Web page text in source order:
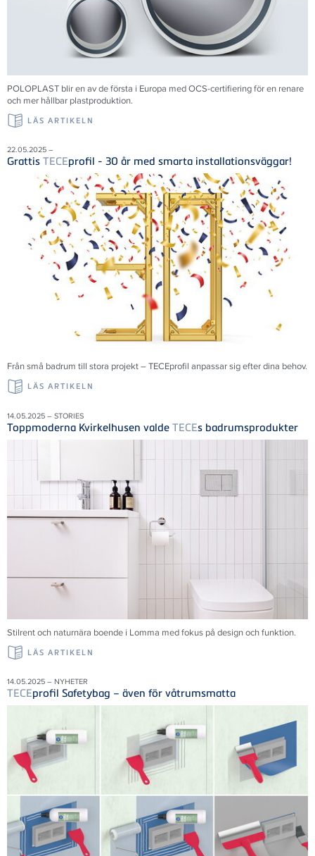
POLOPLAST blir en av de första i Europa med OCS-certifiering för en renare
och mer hållbar plastproduktion.
LÄS ARTIKELN
22.05.2025 –
Grattis TECEprofil - 30 år med smarta installationsväggar!
Från små badrum till stora projekt – TECEprofil anpassar sig efter dina behov.
LÄS ARTIKELN
14.05.2025 – STORIES
Toppmoderna Kvirkelhusen valde TECEs badrumsprodukter
Stilrent och naturnära boende i Lomma med fokus på design och funktion.
LÄS ARTIKELN
14.05.2025 – NYHETER
TECEprofil Safetybag – även för våtrumsmatta